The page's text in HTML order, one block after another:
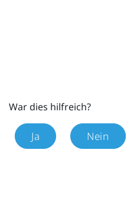
War dies hilfreich?
Ja Nein